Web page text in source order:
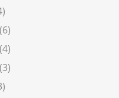
(6)
(4)
(3)